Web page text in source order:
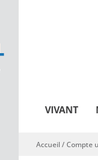
VIVANT
Vous êtes ici
Accueil/Compte